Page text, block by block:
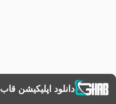
دانلود اپلیکیشن قاب